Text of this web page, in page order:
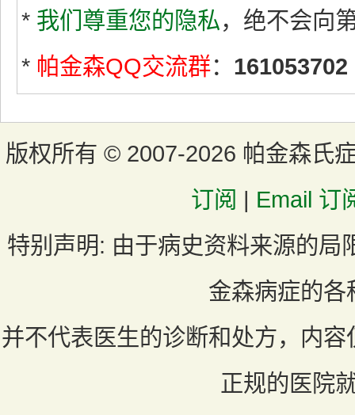
* 我们尊重您的隐私，绝不会向
* 帕金森QQ交流群： 161053702
版权所有 © 2007-2026 帕金森氏
订阅 | Email 订
特别声明: 由于病史资料来源的局
金森病症的各
并不代表医生的诊断和处方，内
正规的医院